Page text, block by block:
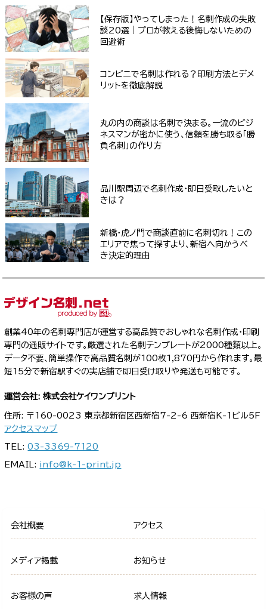
【保存版】やってしまった！名刺作成の失敗
談20選｜プロが教える後悔しないための
回避術
コンビニで名刺は作れる？印刷方法とデメ
リットを徹底解説
丸の内の商談は名刺で決まる。一流のビジ
ネスマンが密かに使う、信頼を勝ち取る「勝
負名刺」の作り方
品川駅周辺で名刺作成・即日受取したいと
きは？
新橋・虎ノ門で商談直前に名刺切れ！この
エリアで焦って探すより、新宿へ向かうべ
き決定的理由
創業40年の名刺専門店が運営する高品質でおしゃれな名刺作成・印刷
専門の通販サイトです。厳選された名刺テンプレートが2000種類以上。
データ不要、簡単操作で高品質名刺が100枚1,870円から作れます。最
短15分で新宿駅すぐの実店舗で即日受け取りや発送も可能です。
運営会社: 株式会社ケイワンプリント
住所: 〒160-0023 東京都新宿区西新宿7-2-6 西新宿K-1ビル5F
アクセスマップ
TEL:03-3369-7120
EMAIL: info@k-1-print.jp
会社概要 アクセス
メディア掲載 お知らせ
お客様の声 求人情報